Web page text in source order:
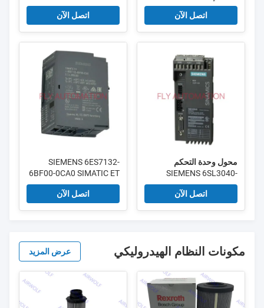
3 150 أمبير، 75 كيلو واط /
اتصل الآن
Sinamics - العقد الرقمي.
اتصل الآن
محول وحدة التحكم
SIEMENS 6SL3040-
0PA01-0AA0 CUA32
لوحدات الطاقة PM340 /اتصل الآن
SIEMENS 6ES7132-
6BF00-0CA0 SIMATIC ET
200SP ، وحدة الإخراج
الرقمي ، DQ 8x 24VDC /
اتصل الآن
مكونات النظام الهيدروليكي عرض المزيد